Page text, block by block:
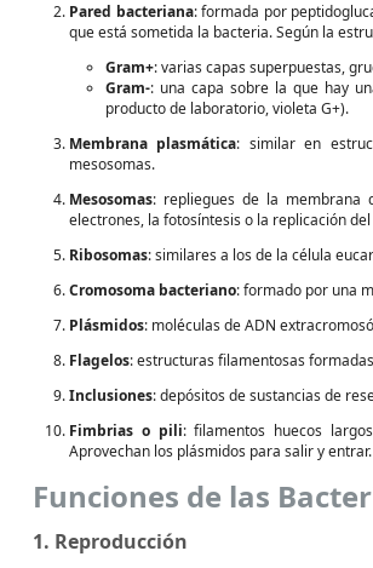
Pared bacteriana: formada por
que está sometida la bacteria. Según la
Gram+: varias capas superpuestas,
Gram-: una capa sobre la que hay
producto de laboratorio, violeta G+).
Membrana plasmática: similar en
mesosomas.
Mesosomas: repliegues de la membrana
electrones, la fotosíntesis o la replicación del
Ribosomas: similares a los de la célula
Cromosoma bacteriano: formado por una
Plásmidos: moléculas de ADN
Flagelos: estructuras filamentosas
Inclusiones: depósitos de sustancias de
Fimbrias o pili: filamentos huecos
Aprovechan los plásmidos para salir y entrar.
Funciones de las
1. Reproducción